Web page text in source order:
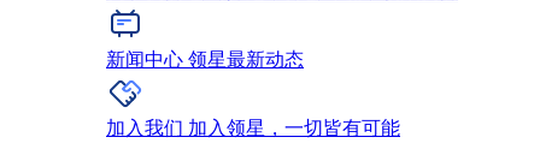
新闻中心 领星最新动态
加入我们 加入领星，一切皆有可能